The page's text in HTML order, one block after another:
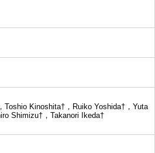
Kinoshita†，Ruiko Yoshida†，Yuta
Shimizu†，Takanori Ikeda†